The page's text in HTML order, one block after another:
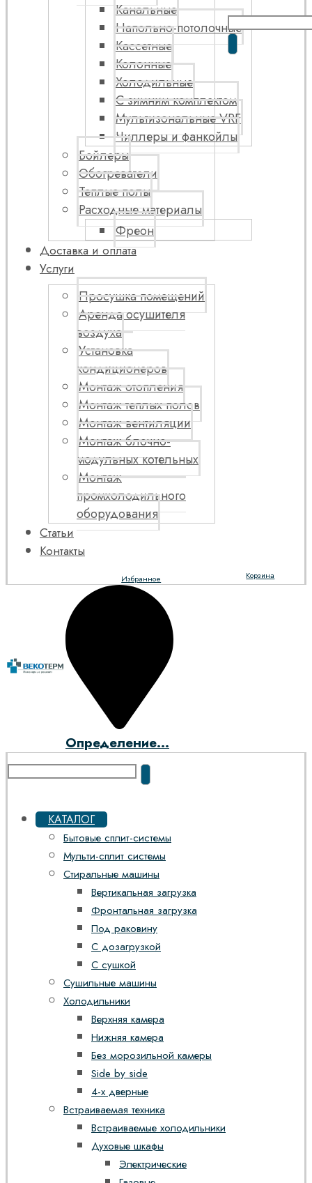
Канальные
Напольно-потолочные
Кассетные
Колонные
Холодильные
С зимним комплектом
Мультизональные VRF
Чиллеры и фанкойлы
Бойлеры
Обогреватели
Теплые полы
Расходные материалы
Фреон
Доставка и оплата
Услуги
Просушка помещений
Аренда осушителя
воздуха
Установка
кондиционеров
Монтаж отопления
Монтаж теплых полов
Монтаж вентиляции
Монтаж блочно-
модульных котельных
Монтаж
промхолодильного
оборудования
Статьи
Контакты
Корзина
Избранное
Определение...
КАТАЛОГ
Бытовые сплит-системы
Мульти-сплит системы
Стиральные машины
Вертикальная загрузка
Фронтальная загрузка
Под раковину
С дозагрузкой
С сушкой
Сушильные машины
Холодильники
Верхняя камера
Нижняя камера
Без морозильной камеры
Side by side
4-х дверные
Встраиваемая техника
Встраиваемые холодильники
Духовые шкафы
Электрические